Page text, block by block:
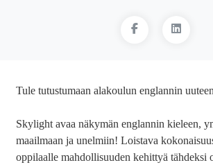
Tule tutustumaan alakoulun englannin
Skylight avaa näkymän englannin kieleen,
maailmaan ja unelmiin! Loistava
oppilaalle mahdollisuuden kehittyä tähdeksi